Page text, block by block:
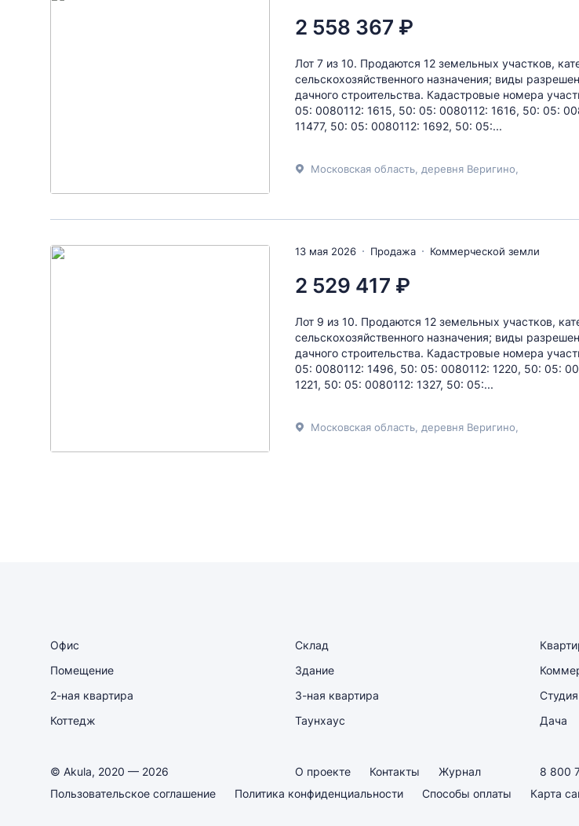
2 558 367 ₽
Лот 7 из 10. Продаются 12 земельных участков,
сельскохозяйственного назначения; виды
дачного строительства. Кадастровые номера
05: 0080112: 1615, 50: 05: 0080112: 1616, 50: 05:
11477, 50: 05: 0080112: 1692, 50: 05:...
Московская область, деревня Веригино,
13 мая 2026 Продажа Коммерческой земли
2 529 417 ₽
Лот 9 из 10. Продаются 12 земельных участков,
сельскохозяйственного назначения; виды
дачного строительства. Кадастровые номера
05: 0080112: 1496, 50: 05: 0080112: 1220, 50: 05:
1221, 50: 05: 0080112: 1327, 50: 05:...
Московская область, деревня Веригино,
Офис Склад
Помещение
Здание
2-ная квартира
3-ная квартира Студия
Коттедж
Таунхаус Дача
© Akula, 2020 — 2026 О проекте Контакты Журнал 8 800
Пользовательское соглашение
Политика конфиденциальности Способы оплаты Карта